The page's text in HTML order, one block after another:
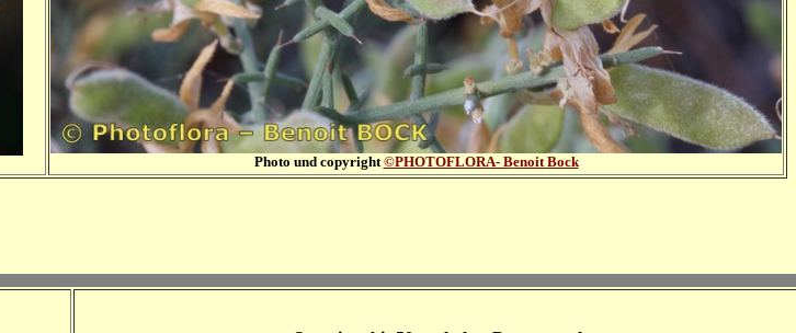
Photo und copyright©PHOTOFLORA- Benoit Bock